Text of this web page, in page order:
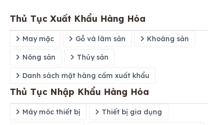
Thủ Tục Xuất Khẩu Hàng Hóa
May mặc Gỗ và lâm sản Khoáng sản
Nông sản Thủy sản
Danh sách mặt hàng cấm xuất khẩu
Thủ Tục Nhập Khẩu Hàng Hóa
Máy móc thiết bị Thiết bị gia dụng